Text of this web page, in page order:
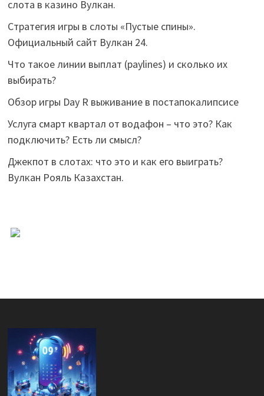
слота в казино Вулкан.
Стратегия игры в слоты «Пустые спины».
Официальный сайт Вулкан 24.
Что такое линии выплат (paylines) и сколько их
выбирать?
Обзор игры Day R выживание в постапокалипсисе
Услуга смарт квартал от водафон – что это? Как
подключить? Есть ли смысл?
Джекпот в слотах: что это и как его выиграть?
Вулкан Рояль Казахстан.